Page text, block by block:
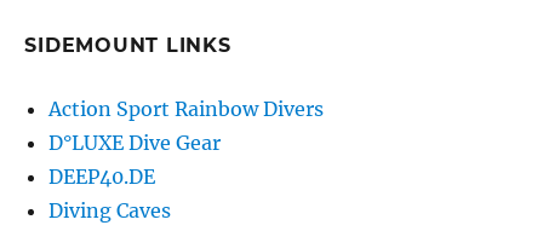
SIDEMOUNT LINKS
Action Sport Rainbow Divers
D°LUXE Dive Gear
DEEP40.DE
Diving Caves